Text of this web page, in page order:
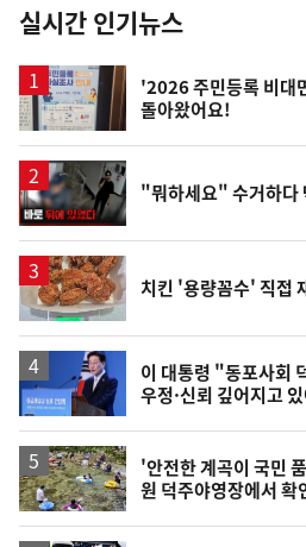
뉴
스
실시간 인기뉴스
'2026 주민등록 비대
돌아왔어요!
영
상
"뭐하세요" 수거하다
치킨 '용량꼼수' 직접
이 대통령 "동포사회
우정·신뢰 깊어지고
'안전한 계곡이 국민
원 덕주야영장에서 확